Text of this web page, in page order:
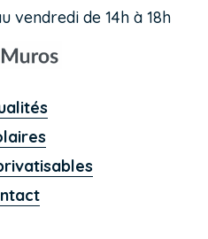
vendredi de 14h à 18h